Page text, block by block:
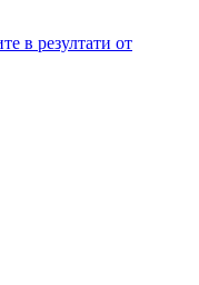
в резултати от